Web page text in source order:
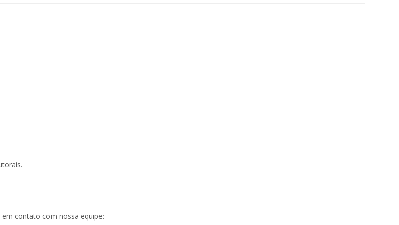
contato com nossa equipe: